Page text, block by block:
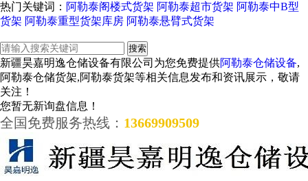
热门关键词： 阿勒泰阁楼式货架 阿勒泰超市货架 阿勒泰中B型
货架 阿勒泰重型货架库房 阿勒泰悬臂式货架
新疆昊嘉明逸仓储设备有限公司为您免费提供阿勒泰仓储设备,
阿勒泰仓储货架,阿勒泰货架等相关信息发布和资讯展示，敬请
关注！
您暂无新询盘信息！
全国免费服务热线： 13669909509